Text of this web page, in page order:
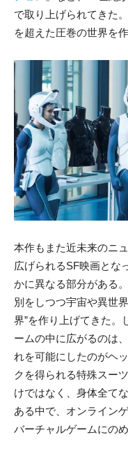
で取り上げられてきた
を超えた圧巻の世界を
本作もまた近未来のニ
広げられるSF映画とな
かに異なる部分がある
別をしつつ宇宙や異世
界”を作り上げてきた。
ームの中に広がるのは
れを可能にしたのがヘ
クを得られる特殊スー
けではなく、身体全て
ある中で、オンライン
バーチャルゲームにの